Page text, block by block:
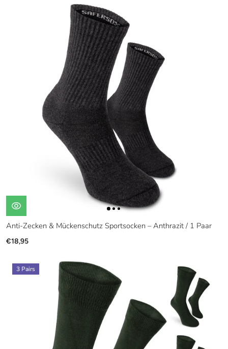
Anti-Zecken & Mückenschutz Sportsocken – Anthrazit / 1 Paar
€18,95
3 Pairs